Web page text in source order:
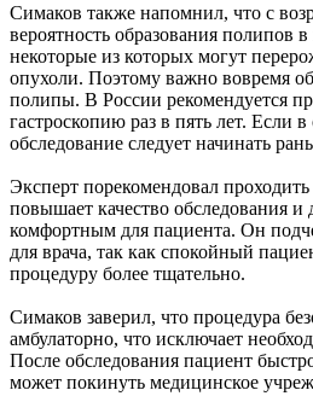
Симаков также напомнил, что с
вероятность образования полипов
некоторые из которых могут
опухоли. Поэтому важно вовремя
полипы. В России рекомендуется
гастроскопию раз в пять лет. Если
обследование следует начинать
Эксперт порекомендовал
повышает качество обследования и
комфортным для пациента. Он
для врача, так как спокойный
процедуру более тщательно.
Симаков заверил, что процедура
амбулаторно, что исключает
После обследования пациент
может покинуть медицинское